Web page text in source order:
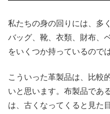
私たちの身の回りには、多
バッグ、靴、衣類、財布、
をいくつか持っているので
こういった革製品は、比較
いと思います。布製品であ
は、古くなってくると見た